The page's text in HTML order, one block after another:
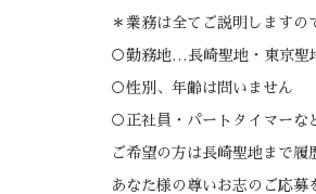
＊業務は全てご説明しますの
○勤務地…長崎聖地・東京聖
○性別、年齢は問いません
○正社員・パートタイマーな
ご希望の方は長崎聖地まで履
あなた様の尊いお志のご応募